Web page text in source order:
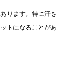
ります。特に汗を
トになることがあ